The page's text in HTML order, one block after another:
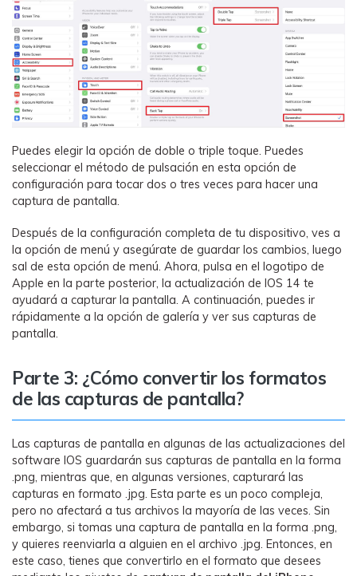
Puedes elegir la opción de doble o triple toque. Puedes
seleccionar el método de pulsación en esta opción de
configuración para tocar dos o tres veces para hacer una
captura de pantalla.
Después de la configuración completa de tu dispositivo, ves a
la opción de menú y asegúrate de guardar los cambios, luego
sal de esta opción de menú. Ahora, pulsa en el logotipo de
Apple en la parte posterior, la actualización de IOS 14 te
ayudará a capturar la pantalla. A continuación, puedes ir
rápidamente a la opción de galería y ver sus capturas de
pantalla.
Parte 3: ¿Cómo convertir los formatos
de las capturas de pantalla?
Las capturas de pantalla en algunas de las actualizaciones del
software IOS guardarán sus capturas de pantalla en la forma
.png, mientras que, en algunas versiones, capturará las
capturas en formato .jpg. Esta parte es un poco compleja,
pero no afectará a tus archivos la mayoría de las veces. Sin
embargo, si tomas una captura de pantalla en la forma .png,
y quieres reenviarla a alguien en el archivo .jpg. Entonces, en
este caso, tienes que convertirlo en el formato que desees